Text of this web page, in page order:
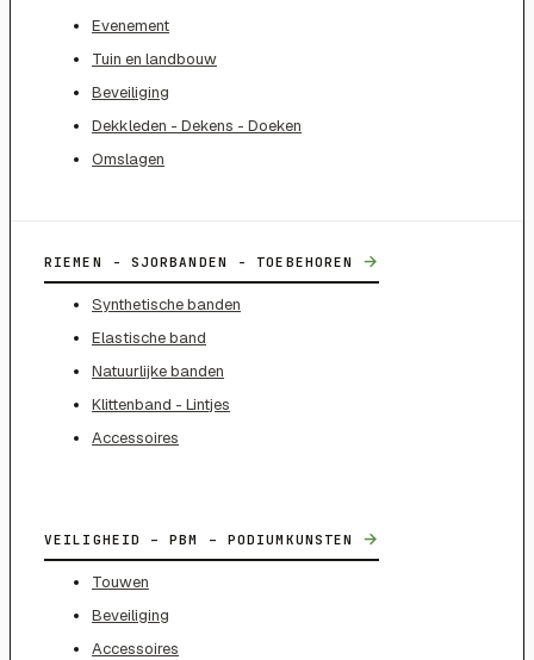
Evenement
Tuin en landbouw
Beveiliging
Dekkleden - Dekens - Doeken
Omslagen
RIEMEN - SJORBANDEN - TOEBEHOREN →
Synthetische banden
Elastische band
Natuurlijke banden
Klittenband - Lintjes
Accessoires
VEILIGHEID – PBM – PODIUMKUNSTEN →
Touwen
Beveiliging
Accessoires